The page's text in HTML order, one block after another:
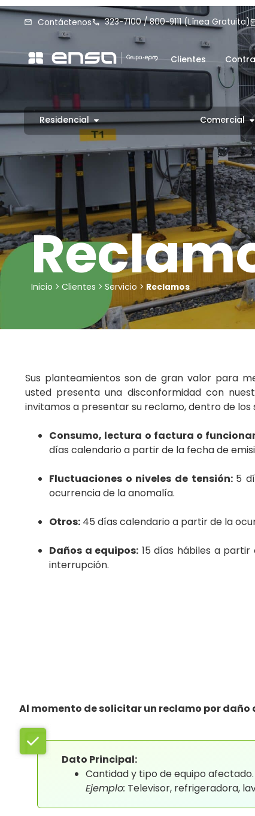
Contáctenos 323-7100 / 800-9111 (Línea Gratuita)
Clientes
Residencial Comercial
Inicio > Clientes > Servicio > Reclamos
Sus planteamientos son de gran valor para
usted presenta una disconformidad con
invitamos a presentar su reclamo, dentro de los
Consumo, lectura o factura o
días calendario a partir de la fecha de
Fluctuaciones o niveles de tensión: 5
ocurrencia de la anomalía.
Otros: 45 días calendario a partir de la
Daños a equipos: 15 días hábiles a
interrupción.
Al momento de solicitar un reclamo por
Dato Principal:
Cantidad y tipo de equipo afectado.
Ejemplo: Televisor, refrigeradora,